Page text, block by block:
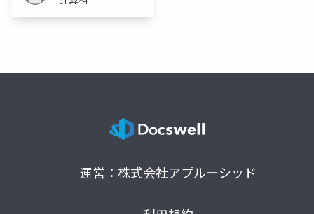
運営：株式会社アプルーシッド